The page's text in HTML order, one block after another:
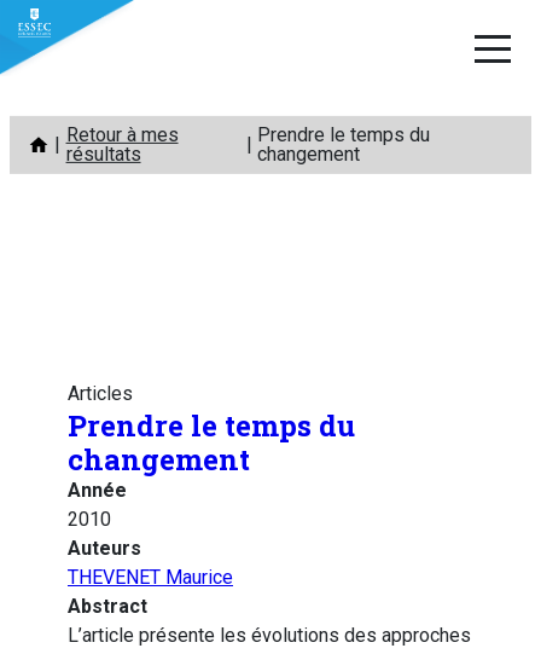
Aller
contenu
Retour à mes
résultats
Prendre le temps du
changement
Articles
Prendre le temps du
changement
Année
2010
Auteurs
THEVENET Maurice
Abstract
L’article présente les évolutions des approches